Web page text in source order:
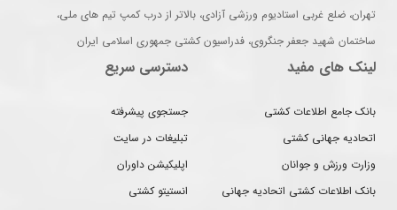
تهران، ضلع غربی استادیوم ورزشی آزادی، بالاتر از درب کمپ تیم های ملی،
ساختمان شهید جعفر جنگروی، فدراسیون کشتی جمهوری اسلامی ایران
لینک های مفید
بانک جامع اطلاعات کشتی
اتحادیه جهانی کشتی
وزارت ورزش و جوانان
بانک اطلاعات کشتی اتحادیه جهانی
دسترسی سریع
جستجوی پیشرفته
تبلیغات در سایت
اپلیکیشن داوران
انستیتو کشتی